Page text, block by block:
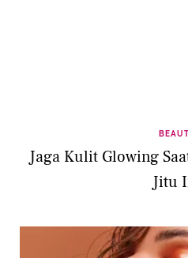
Jaga Kulit Glowing
Jitu